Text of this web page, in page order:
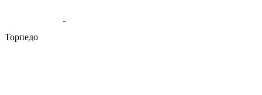
Торпедо